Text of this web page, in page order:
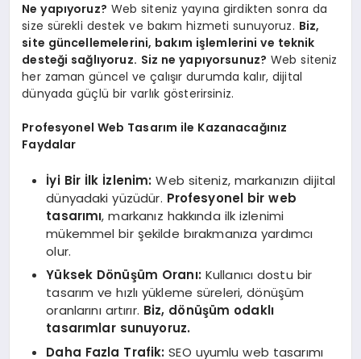
Ne yapıyoruz? Web siteniz yayına girdikten sonra da
size sürekli destek ve bakım hizmeti sunuyoruz. Biz,
site güncellemelerini, bakım işlemlerini ve teknik
desteği sağlıyoruz. Siz ne yapıyorsunuz? Web siteniz
her zaman güncel ve çalışır durumda kalır, dijital
dünyada güçlü bir varlık gösterirsiniz.
Profesyonel Web Tasarım ile Kazanacağınız
Faydalar
İyi Bir İlk İzlenim: Web siteniz, markanızın dijital
dünyadaki yüzüdür. Profesyonel bir web
tasarımı, markanız hakkında ilk izlenimi
mükemmel bir şekilde bırakmanıza yardımcı
olur.
Yüksek Dönüşüm Oranı: Kullanıcı dostu bir
tasarım ve hızlı yükleme süreleri, dönüşüm
oranlarını artırır. Biz, dönüşüm odaklı
tasarımlar sunuyoruz.
Daha Fazla Trafik: SEO uyumlu web tasarımı